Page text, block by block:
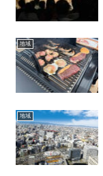
地域
地域